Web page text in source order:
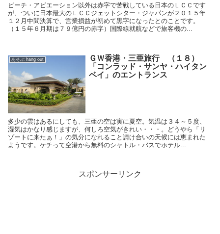
ピーチ・アビエーション以外は赤字で苦戦している日本のＬＣＣです
が、ついに日本最大のＬＣＣジェットシター・ジャパンが２０１５年
１２月中間決算で、営業損益が初めて黒字になったとのことです。
（１５年６月期は７９億円の赤字）国際線就航などで旅客機の...
あそぶ hang out
ＧＷ香港・三亜旅行 （１８）
「コンラッド・サンヤ・ハイタン
ベイ」のエントランス
多少の雲はあるにしても、三亜の空は実に夏空。気温は３４～５度、
湿気はかなり感じますが、何しろ空気がきれい・・・。どうやら「リ
ゾートに来たぁ！」の気分になれること請け合いの天候には恵まれた
ようです。ケチって空港から無料のシャトル・バスでホテル...
スポンサーリンク